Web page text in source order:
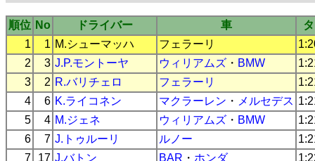
順位 No ドライバー 車
1
1 M.シューマッハ フェラーリ
2
3 J.P.モントーヤ ウィリアムズ ・ BMW
3
2 R.バリチェロ フェラーリ
4
6 K.ライコネン マクラーレン ・ メルセデス
5
4 M.ジェネ ウィリアムズ ・ BMW
6
7 J.トゥルーリ ルノー
7
17 J.バトン BAR ・ ホンダ